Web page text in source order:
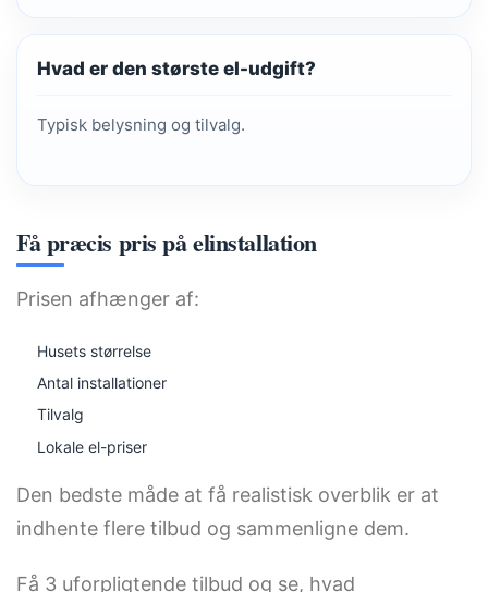
Hvad er den største el-udgift?
Typisk belysning og tilvalg.
Få præcis pris på elinstallation
Prisen afhænger af:
Husets størrelse
Antal installationer
Tilvalg
Lokale el-priser
Den bedste måde at få realistisk overblik er at
indhente flere tilbud og sammenligne dem.
Få 3 uforpligtende tilbud og se, hvad